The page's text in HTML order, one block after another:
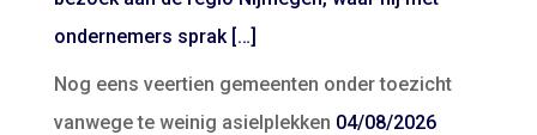
ondernemers sprak […]
Nog eens veertien gemeenten onder toezicht
vanwege te weinig asielplekken 04/08/2026